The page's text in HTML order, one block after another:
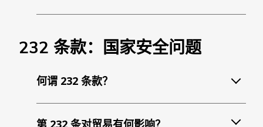
232 条款：国家安全问题
何谓 232 条款？
第 232 条对贸易有何影响？